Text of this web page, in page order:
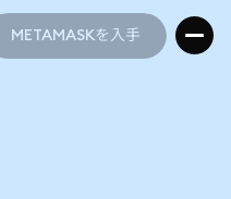
METAMASKを入手